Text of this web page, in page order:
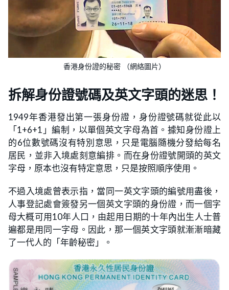
香港身份證的秘密 （網絡圖片）
拆解身份證號碼及英文字頭的迷思！
1949年香港發出第一張身份證，身份證號碼就從此以
「1+6+1」編制，以單個英文字母為首。據知身份證上
的6位數號碼沒有特別意思，只是電腦隨機分發給每名
居民，並非入境處刻意編排。而在身份證號開頭的英文
字母，原本也沒有特定意思，只是按照順序使用。
不過入境處曾表示指，當同一英文字頭的編號用盡後，
人事登記處會簽發另一個英文字頭的身份證，而一個字
母大概可用10年人口，由起用日期的十年內出生人士普
遍都是用同一字母。因此，那一個英文字頭就漸漸暗藏
了一代人的「年齡秘密」。